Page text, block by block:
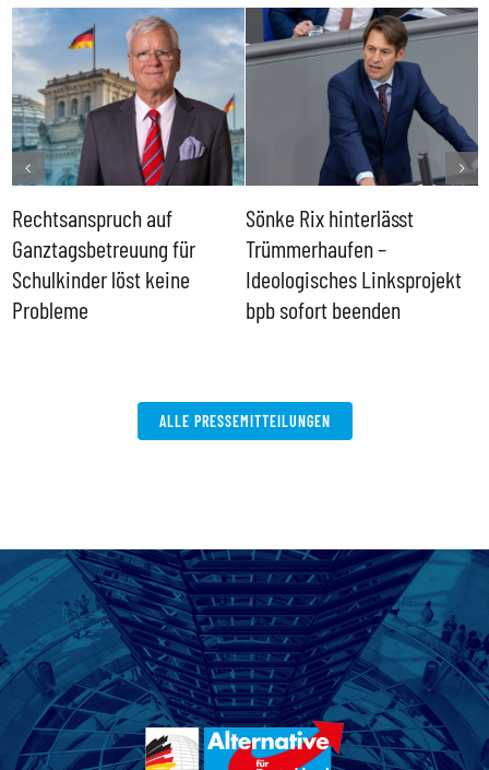
Rechtsanspruch auf
Ganztagsbetreuung für
Schulkinder löst keine
Probleme
Sönke Rix hinterlässt
Trümmerhaufen –
Ideologisches Linksprojekt
bpb sofort beenden
ALLE PRESSEMITTEILUNGEN